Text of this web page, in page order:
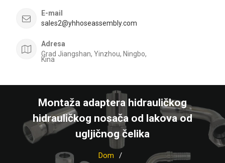
E-mail
sales2@yhhoseassembly.com
Adresa
Grad Jiangshan, Yinzhou, Ningbo,
Kina
Montaža adaptera hidrauličkog
hidrauličkog nosača od lakova od
ugljičnog čelika
Dom